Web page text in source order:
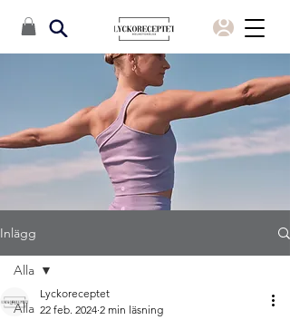
Inlägg
Alla
Alla
Lyckoreceptet
22 feb. 2024 2 min läsning